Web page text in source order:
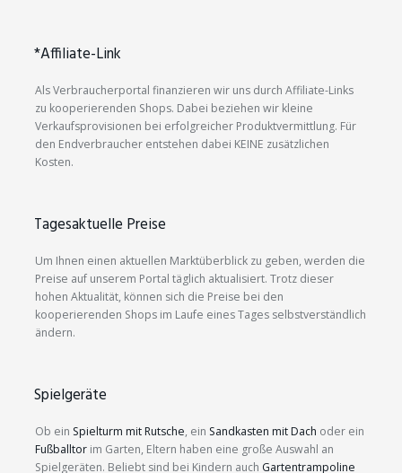
*Affiliate-Link
Als Verbraucherportal finanzieren wir uns durch Affiliate-Links
zu kooperierenden Shops. Dabei beziehen wir kleine
Verkaufsprovisionen bei erfolgreicher Produktvermittlung. Für
den Endverbraucher entstehen dabei KEINE zusätzlichen
Kosten.
Tagesaktuelle Preise
Um Ihnen einen aktuellen Marktüberblick zu geben, werden die
Preise auf unserem Portal täglich aktualisiert. Trotz dieser
hohen Aktualität, können sich die Preise bei den
kooperierenden Shops im Laufe eines Tages selbstverständlich
ändern.
Spielgeräte
Ob ein Spielturm mit Rutsche, ein Sandkasten mit Dach oder ein
Fußballtor im Garten, Eltern haben eine große Auswahl an
Spielgeräten. Beliebt sind bei Kindern auch Gartentrampoline